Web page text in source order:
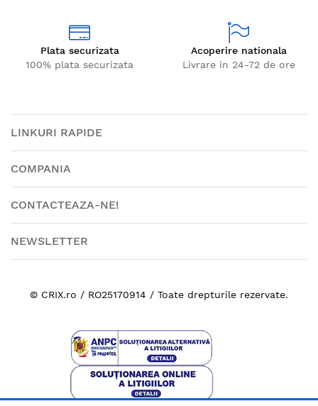
Plata securizata
100% plata securizata
Acoperire nationala
Livrare in 24-72 de ore
LINKURI RAPIDE
COMPANIA
CONTACTEAZA-NE!
NEWSLETTER
© CRIX.ro / RO25170914 / Toate drepturile rezervate.